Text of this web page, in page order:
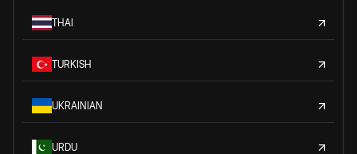
THAI
TURKISH
UKRAINIAN
URDU